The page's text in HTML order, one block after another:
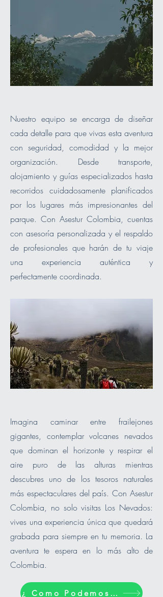
Nuestro equipo se encarga de diseñar
cada detalle para que vivas esta aventura
con seguridad, comodidad y la mejor
organización. Desde transporte,
alojamiento y guías especializados hasta
recorridos cuidadosamente planificados
por los lugares más impresionantes del
parque. Con Asestur Colombia, cuentas
con asesoría personalizada y el respaldo
de profesionales que harán de tu viaje
una experiencia auténtica y
perfectamente coordinada.
Imagina caminar entre frailejones
gigantes, contemplar volcanes nevados
que dominan el horizonte y respirar el
aire puro de las alturas mientras
descubres uno de los tesoros naturales
más espectaculares del país. Con Asestur
Colombia, no solo visitas Los Nevados:
vives una experiencia única que quedará
grabada para siempre en tu memoria. La
aventura te espera en lo más alto de
Colombia.
¿ Como Podemos ayudarte?